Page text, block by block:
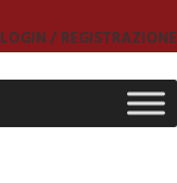
LOGIN / REGISTRAZIONE